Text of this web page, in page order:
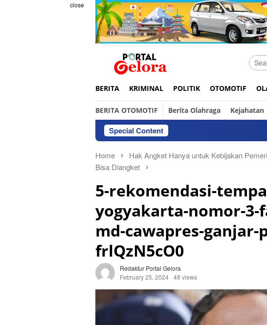
close
BERITA KRIMINAL POLITIK OTOMOTIF
BERITA OTOMOTIF Berita Olahraga Kejahatan
Special Content
Home
Hak Angket Hanya untuk Kebijakan
Bisa Diangket
5-rekomendasi-
yogyakarta-nomor-
md-cawapres-ganjar-
frlQzN5cO0
Redaktur Portal Gelora
February 25, 2024 48 views